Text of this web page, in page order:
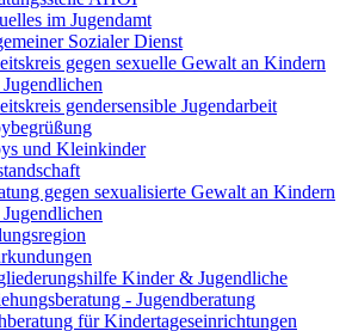
im Jugendamt
Sozialer Dienst
gegen sexuelle Gewalt an Kindern
gendersensible Jugendarbeit
und Kleinkinder
gegen sexualisierte Gewalt an Kindern
Kinder & Jugendliche
- Jugendberatung
für Kindertageseinrichtungen